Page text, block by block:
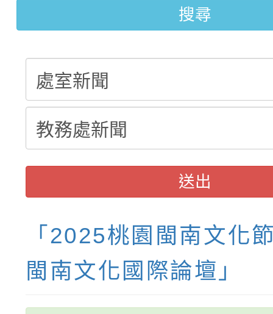
學年度第1學期第9次
結果(第3招)
搜尋
送出
「2025桃園閩南文化
閩南文化國際論壇」